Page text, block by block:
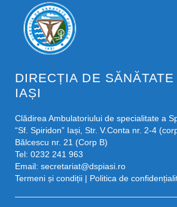
DIRECȚIA DE
IAȘI
Clădirea Ambulatoriului de specialitate a
“Sf. Spiridon” Iași, Str. V.Conta nr. 2-4
Bălcescu nr. 21 (Corp B)
Tel: 0232 241 963
Email: secretariat@dspiasi.ro
Termeni și condiții | Politica de